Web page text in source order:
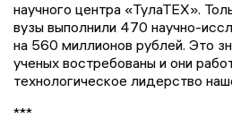
научного центра «ТулаТЕХ».
вузы выполнили 470 научно-
на 560 миллионов рублей. Это
ученых востребованы и они
технологическое лидерство
***